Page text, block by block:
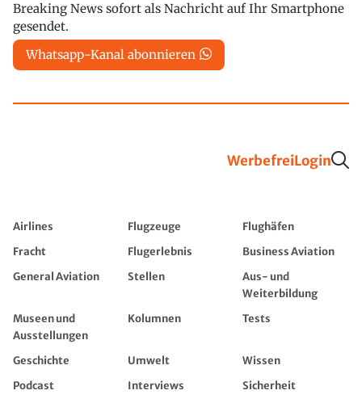
Breaking News sofort als Nachricht auf Ihr Smartphone
gesendet.
Whatsapp-Kanal abonnieren
WerbefreiLogin
Airlines Flugzeuge
Flughäfen
Fracht
Flugerlebnis
Business Aviation
General Aviation
Stellen
Aus- und
Weiterbildung
Museen und
Ausstellungen
Kolumnen Tests
Geschichte Umwelt
Wissen
Podcast
Interviews
Sicherheit